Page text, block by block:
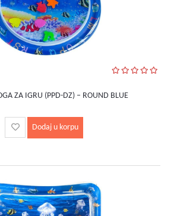
ZA IGRU (PPD-DZ) – ROUND BLUE
Dodaj u korpu